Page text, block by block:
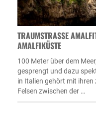
TRAUMSTRASSE
MALFIKÜSTE
100 Meter über dem
gesprengt und dazu
in Italien gehört mit ihren
Felsen zwischen der …